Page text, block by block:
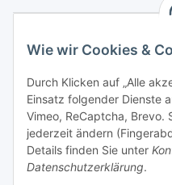
Wie wir Cookies &
Durch Klicken auf „Alle
Einsatz folgender Dienste
Vimeo, ReCaptcha, Brevo.
jederzeit ändern
Details finden Sie unter
Datenschutzerklärung.